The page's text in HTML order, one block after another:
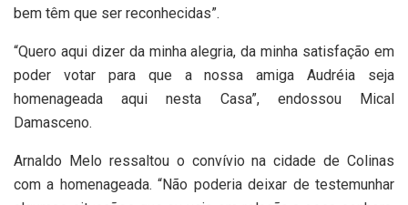
bem têm que ser reconhecidas”.
“Quero aqui dizer da minha alegria, da minha satisfação em
poder votar para que a nossa amiga Audréia seja
homenageada aqui nesta Casa”, endossou Mical
Damasceno.
Arnaldo Melo ressaltou o convívio na cidade de Colinas
com a homenageada. “Não poderia deixar de testemunhar